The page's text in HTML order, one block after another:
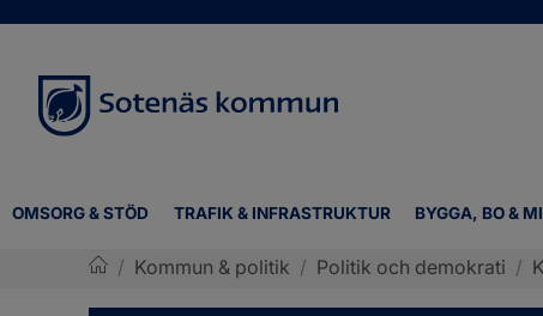
OMSORG & STÖD TRAFIK & INFRASTRUKTUR BYGGA, BO &
/ Kommun & politik / Politik och demokrati /